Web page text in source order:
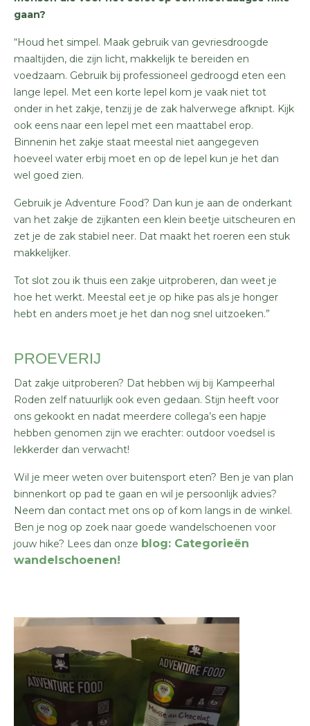
gaan?
“Houd het simpel. Maak gebruik van gevriesdroogde
maaltijden, die zijn licht, makkelijk te bereiden en
voedzaam. Gebruik bij professioneel gedroogd eten een
lange lepel. Met een korte lepel kom je vaak niet tot
onder in het zakje, tenzij je de zak halverwege afknipt. Kijk
ook eens naar een lepel met een maattabel erop.
Binnenin het zakje staat meestal niet aangegeven
hoeveel water erbij moet en op de lepel kun je het dan
wel goed zien.
Gebruik je Adventure Food? Dan kun je aan de onderkant
van het zakje de zijkanten een klein beetje uitscheuren en
zet je de zak stabiel neer. Dat maakt het roeren een stuk
makkelijker.
Tot slot zou ik thuis een zakje uitproberen, dan weet je
hoe het werkt. Meestal eet je op hike pas als je honger
hebt en anders moet je het dan nog snel uitzoeken.”
PROEVERIJ
Dat zakje uitproberen? Dat hebben wij bij Kampeerhal
Roden zelf natuurlijk ook even gedaan. Stijn heeft voor
ons gekookt en nadat meerdere collega’s een hapje
hebben genomen zijn we erachter: outdoor voedsel is
lekkerder dan verwacht!
Wil je meer weten over buitensport eten? Ben je van plan
binnenkort op pad te gaan en wil je persoonlijk advies?
Neem dan contact met ons op of kom langs in de winkel.
Ben je nog op zoek naar goede wandelschoenen voor
jouw hike? Lees dan onze blog: Categorieën
wandelschoenen!